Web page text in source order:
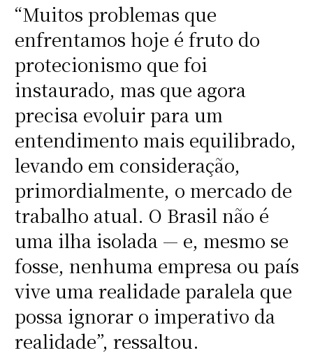
“Muitos problemas que
enfrentamos hoje é fruto do
protecionismo que foi
instaurado, mas que agora
precisa evoluir para um
entendimento mais equilibrado,
levando em consideração,
primordialmente, o mercado de
trabalho atual. O Brasil não é
uma ilha isolada — e, mesmo se
fosse, nenhuma empresa ou país
vive uma realidade paralela que
possa ignorar o imperativo da
realidade”, ressaltou.